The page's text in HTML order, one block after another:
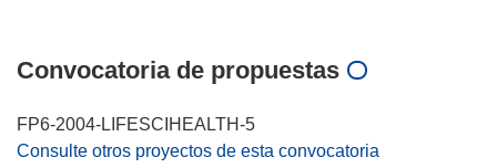
Convocatoria de propuestas
FP6-2004-LIFESCIHEALTH-5
Consulte otros proyectos de esta convocatoria